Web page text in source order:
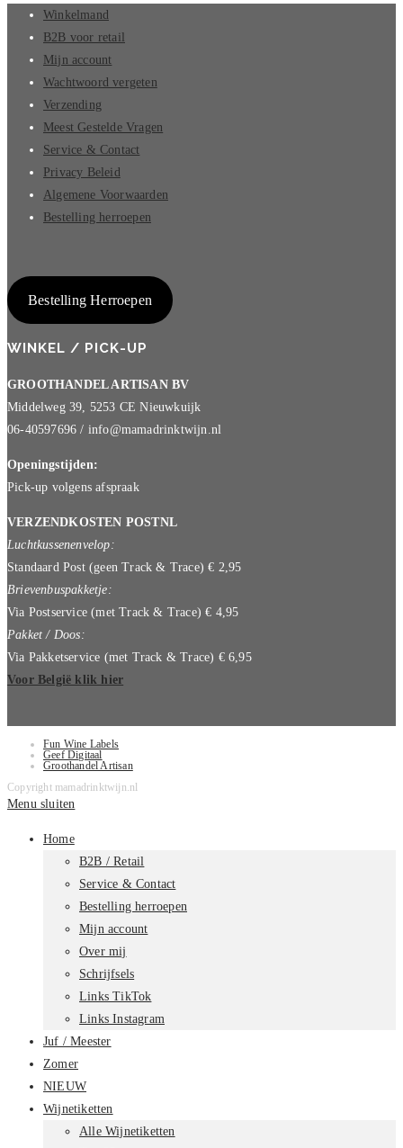
Winkelmand
B2B voor retail
Mijn account
Wachtwoord vergeten
Verzending
Meest Gestelde Vragen
Service & Contact
Privacy Beleid
Algemene Voorwaarden
Bestelling herroepen
Bestelling Herroepen
WINKEL / PICK-UP
GROOTHANDEL ARTISAN BV
Middelweg 39, 5253 CE Nieuwkuijk
06-40597696 / info@mamadrinktwijn.nl
Openingstijden:
Pick-up volgens afspraak
VERZENDKOSTEN POSTNL
Luchtkussenenvelop:
Standaard Post (geen Track & Trace) € 2,95
Brievenbuspakketje:
Via Postservice (met Track & Trace) € 4,95
Pakket / Doos:
Via Pakketservice (met Track & Trace) € 6,95
Voor België klik hier
Fun Wine Labels
Geef Digitaal
Groothandel Artisan
Copyright mamadrinktwijn.nl
Menu sluiten
Home
B2B / Retail
Service & Contact
Bestelling herroepen
Mijn account
Over mij
Schrijfsels
Links TikTok
Links Instagram
Juf / Meester
Zomer
NIEUW
Wijnetiketten
Alle Wijnetiketten